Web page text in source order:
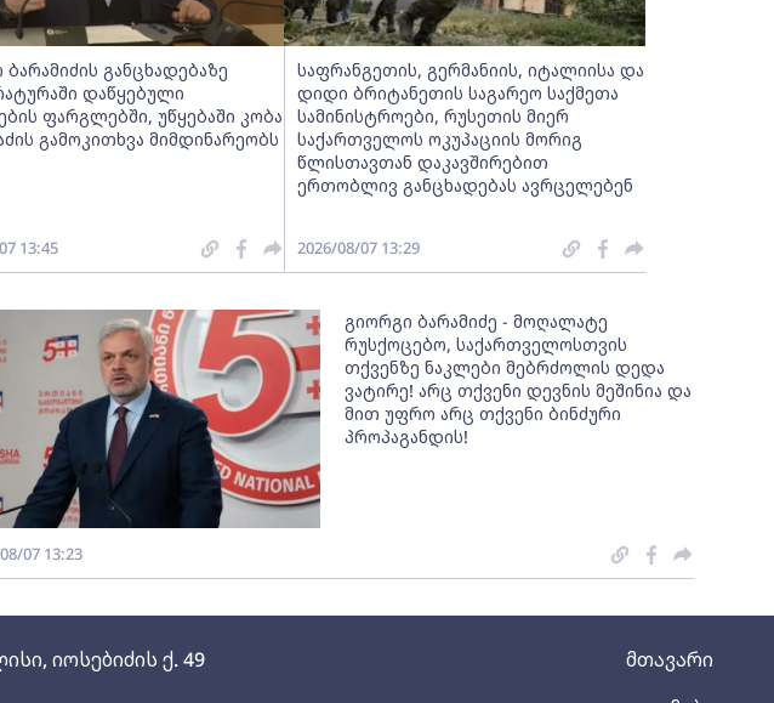
იოსებიძის ქ. 49
მთავარი
განცხადებაზე
დაწყებული
ფარგლებში, უწყებაში კობა
გამოკითხვა მიმდინარეობს
13:45
საფრანგეთის, გერმანიის, იტალიისა და
დიდი ბრიტანეთის საგარეო საქმეთა
სამინისტროები, რუსეთის მიერ
საქართველოს ოკუპაციის მორიგ
წლისთავთან დაკავშირებით
ერთობლივ განცხადებას ავრცელებენ
2026/08/07 13:29
გიორგი ბარამიძე - მოღალატე
რუსქოცებო, საქართველოსთვის
თქვენზე ნაკლები მებრძოლის დედა
ვატირე! არც თქვენი დევნის მეშინია და
მით უფრო არც თქვენი ბინძური
პროპაგანდის!
07 13:23